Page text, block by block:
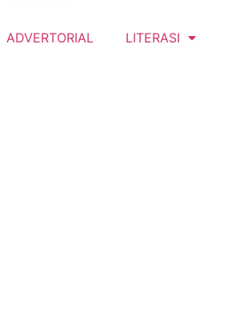
ADVERTORIAL LITERASI